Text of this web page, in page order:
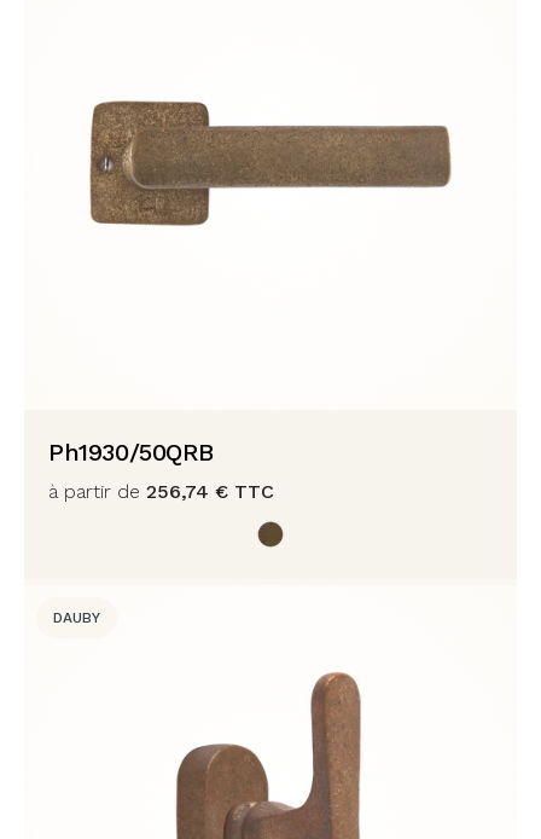
Ph1930/50QRB
à partir de 256,74 € TTC
DAUBY